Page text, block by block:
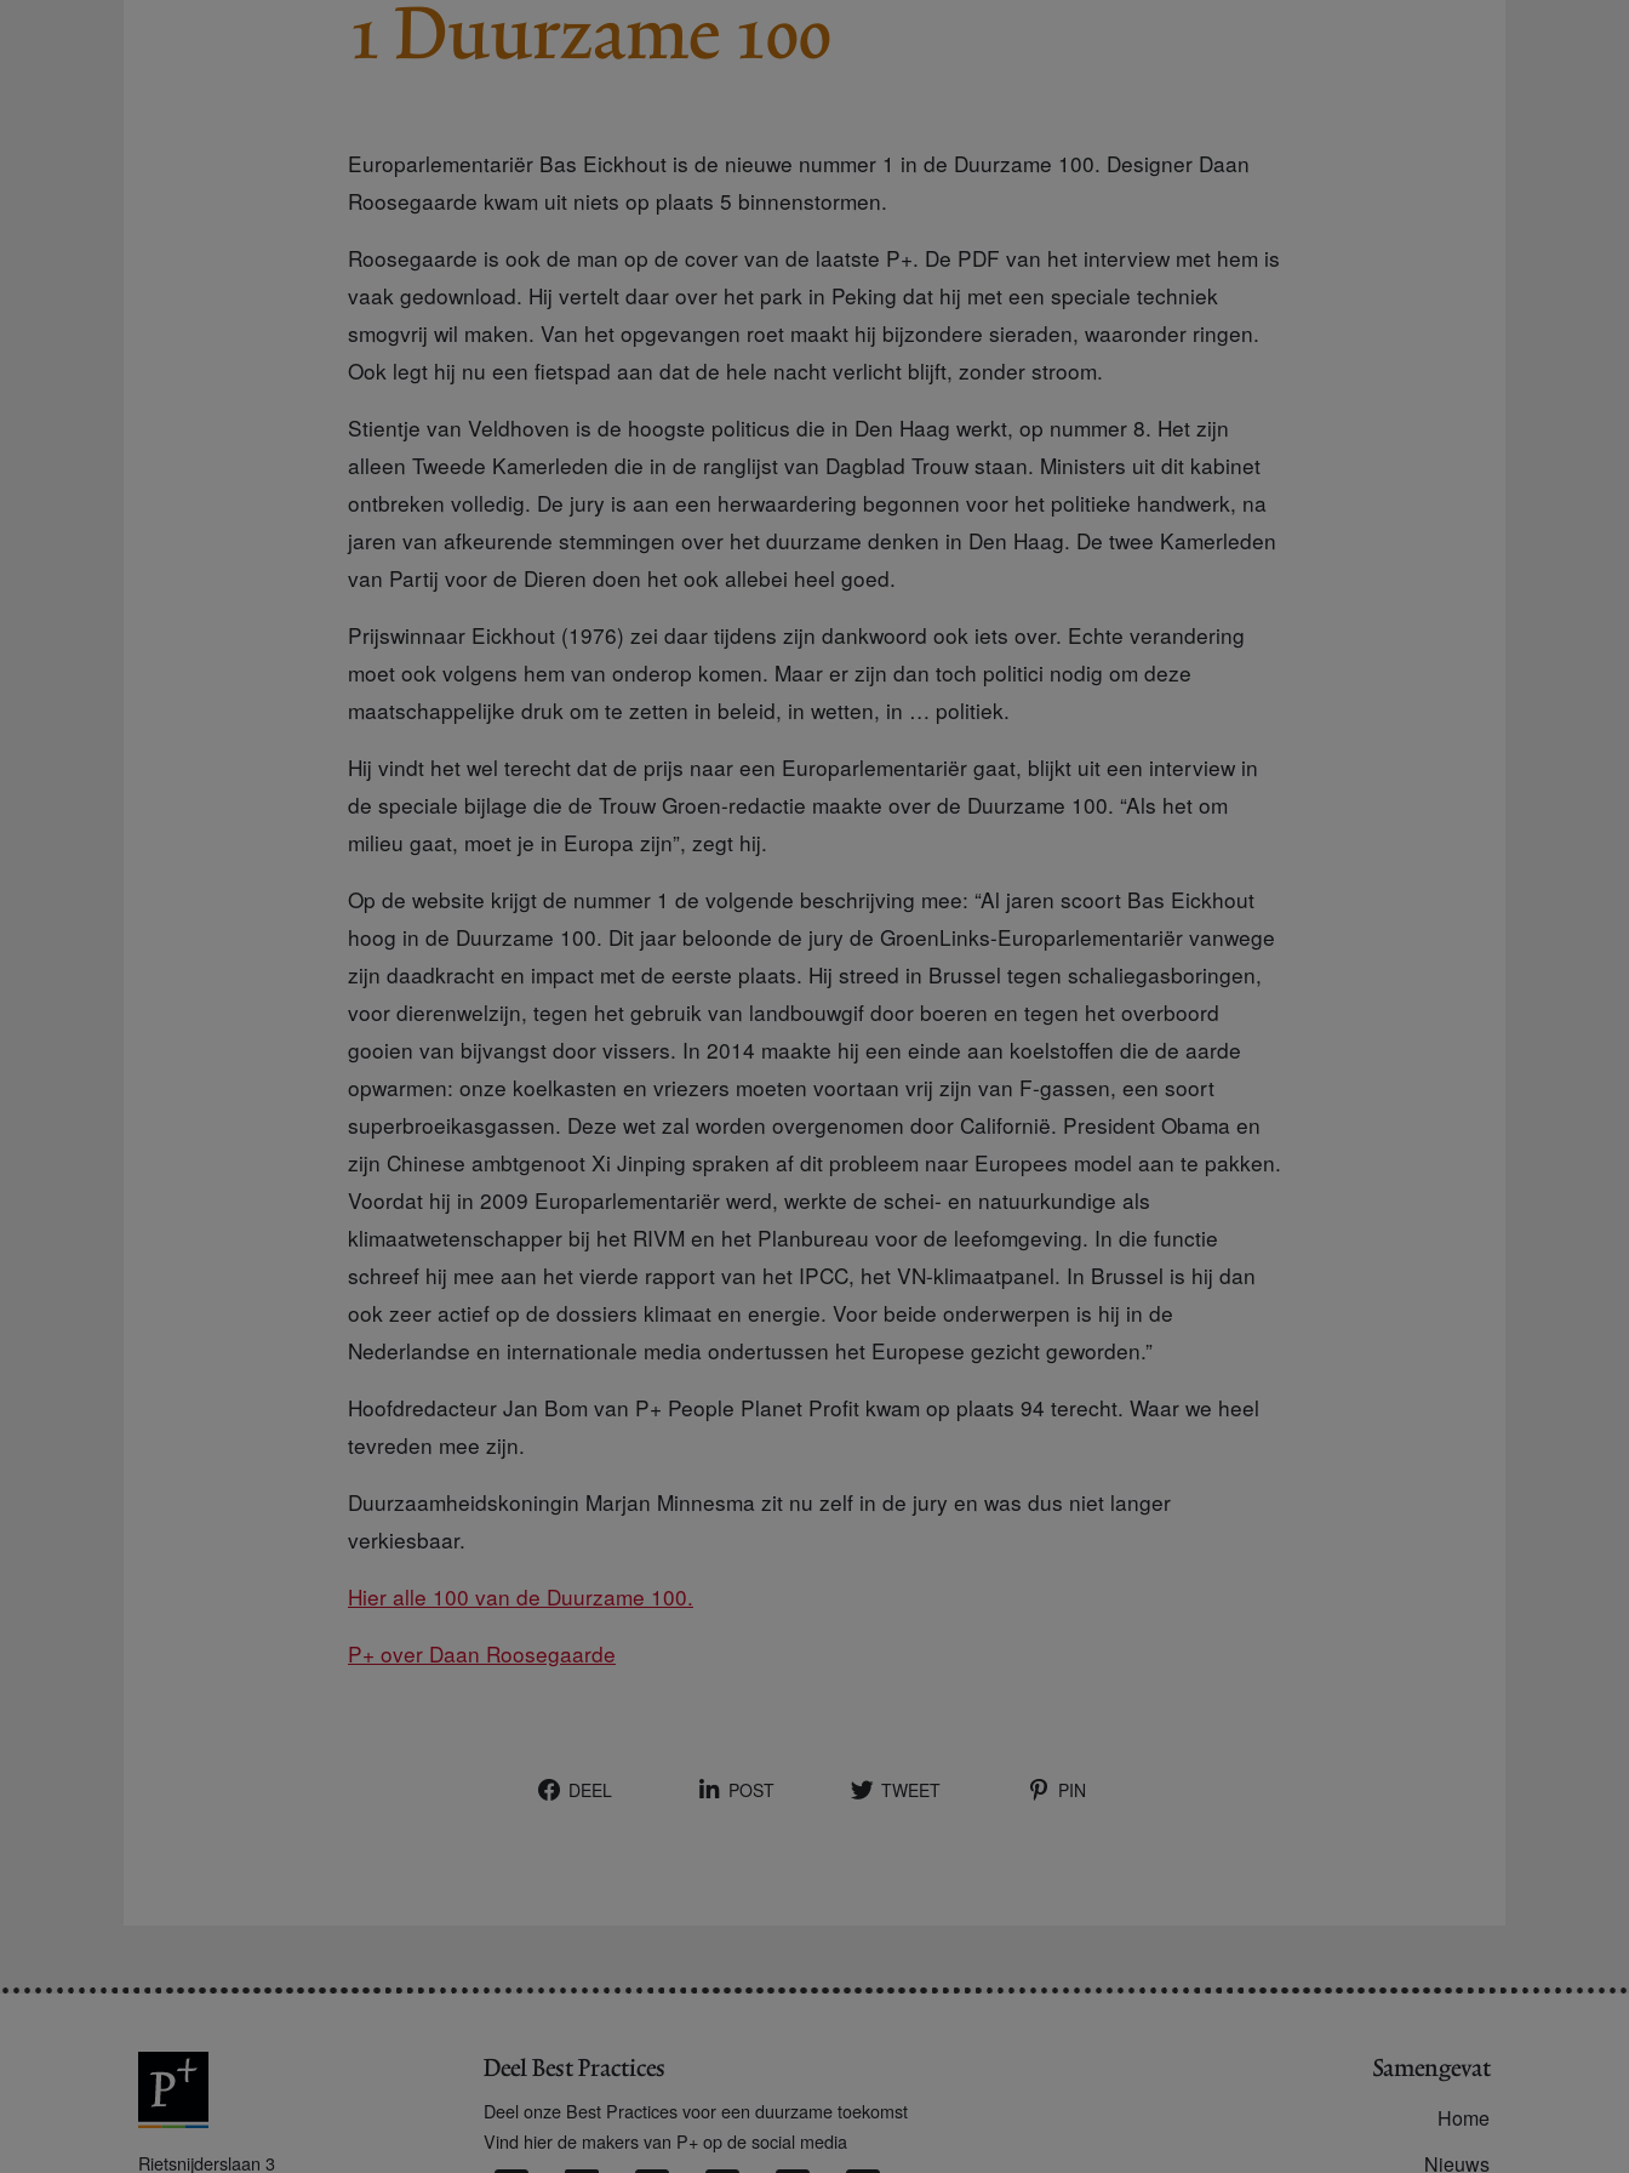
1 Duurzame 100
Europarlementariër Bas Eickhout is de nieuwe nummer 1 in de Duurzame 100. Designer Daan
Roosegaarde kwam uit niets op plaats 5 binnenstormen.
Roosegaarde is ook de man op de cover van de laatste P+. De PDF van het interview met hem is
vaak gedownload. Hij vertelt daar over het park in Peking dat hij met een speciale techniek
smogvrij wil maken. Van het opgevangen roet maakt hij bijzondere sieraden, waaronder ringen.
Ook legt hij nu een fietspad aan dat de hele nacht verlicht blijft, zonder stroom.
Stientje van Veldhoven is de hoogste politicus die in Den Haag werkt, op nummer 8. Het zijn
alleen Tweede Kamerleden die in de ranglijst van Dagblad Trouw staan. Ministers uit dit kabinet
ontbreken volledig. De jury is aan een herwaardering begonnen voor het politieke handwerk, na
jaren van afkeurende stemmingen over het duurzame denken in Den Haag. De twee Kamerleden
van Partij voor de Dieren doen het ook allebei heel goed.
Prijswinnaar Eickhout (1976) zei daar tijdens zijn dankwoord ook iets over. Echte verandering
moet ook volgens hem van onderop komen. Maar er zijn dan toch politici nodig om deze
maatschappelijke druk om te zetten in beleid, in wetten, in … politiek.
Hij vindt het wel terecht dat de prijs naar een Europarlementariër gaat, blijkt uit een interview in
de speciale bijlage die de Trouw Groen-redactie maakte over de Duurzame 100. “Als het om
milieu gaat, moet je in Europa zijn”, zegt hij.
Op de website krijgt de nummer 1 de volgende beschrijving mee: “Al jaren scoort Bas Eickhout
hoog in de Duurzame 100. Dit jaar beloonde de jury de GroenLinks-Europarlementariër vanwege
zijn daadkracht en impact met de eerste plaats. Hij streed in Brussel tegen schaliegasboringen,
voor dierenwelzijn, tegen het gebruik van landbouwgif door boeren en tegen het overboord
gooien van bijvangst door vissers. In 2014 maakte hij een einde aan koelstoffen die de aarde
opwarmen: onze koelkasten en vriezers moeten voortaan vrij zijn van F-gassen, een soort
superbroeikasgassen. Deze wet zal worden overgenomen door Californië. President Obama en
zijn Chinese ambtgenoot Xi Jinping spraken af dit probleem naar Europees model aan te pakken.
Voordat hij in 2009 Europarlementariër werd, werkte de schei- en natuurkundige als
klimaatwetenschapper bij het RIVM en het Planbureau voor de leefomgeving. In die functie
schreef hij mee aan het vierde rapport van het IPCC, het VN-klimaatpanel. In Brussel is hij dan
ook zeer actief op de dossiers klimaat en energie. Voor beide onderwerpen is hij in de
Nederlandse en internationale media ondertussen het Europese gezicht geworden.”
Hoofdredacteur Jan Bom van P+ People Planet Profit kwam op plaats 94 terecht. Waar we heel
tevreden mee zijn.
Duurzaamheidskoningin Marjan Minnesma zit nu zelf in de jury en was dus niet langer
verkiesbaar.
Hier alle 100 van de Duurzame 100.
P+ over Daan Roosegaarde
DEEL POST TWEET PIN
Rietsnijderslaan 3
Deel Best Practices
Deel onze Best Practices voor een duurzame toekomst
Vind hier de makers van P+ op de social media
Samengevat
Home
Nieuws